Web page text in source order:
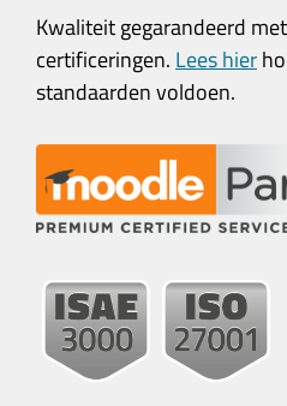
Kwaliteit gegarandeerd
certificeringen. Lees hier
standaarden voldoen.